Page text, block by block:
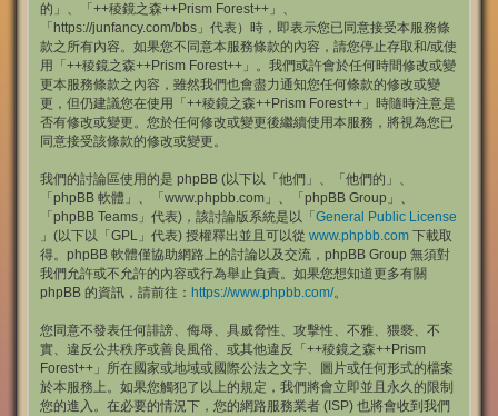
的」、「++稜鏡之森++Prism Forest++」、
「https://junfancy.com/bbs」代表）時，即表示您已同意接受本服務條
款之所有內容。如果您不同意本服務條款的內容，請您停止存取和/或使
用「++稜鏡之森++Prism Forest++」。我們或許會於任何時間修改或變
更本服務條款之內容，雖然我們也會盡力通知您任何條款的修改或變
更，但仍建議您在使用「++稜鏡之森++Prism Forest++」時隨時注意是
否有修改或變更。您於任何修改或變更後繼續使用本服務，將視為您已
同意接受該條款的修改或變更。
我們的討論區使用的是 phpBB (以下以「他們」、「他們的」、
「phpBB 軟體」、「www.phpbb.com」、「phpBB Group」、
「phpBB Teams」代表)，該討論版系統是以「 General Public License
」(以下以「GPL」代表) 授權釋出並且可以從 www.phpbb.com 下載取
得。phpBB 軟體僅協助網路上的討論以及交流，phpBB Group 無須對
我們允許或不允許的內容或行為舉止負責。如果您想知道更多有關
phpBB 的資訊，請前往： https://www.phpbb.com/。
您同意不發表任何誹謗、侮辱、具威脅性、攻擊性、不雅、猥褻、不
實、違反公共秩序或善良風俗、或其他違反「++稜鏡之森++Prism
Forest++」所在國家或地域或國際公法之文字、圖片或任何形式的檔案
於本服務上。如果您觸犯了以上的規定，我們將會立即並且永久的限制
您的進入。在必要的情況下，您的網路服務業者 (ISP) 也將會收到我們